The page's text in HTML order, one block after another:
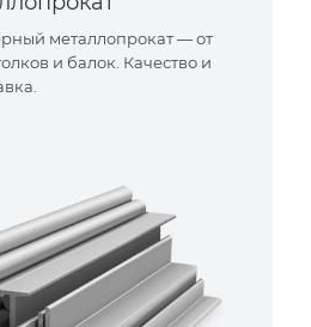
металлопрокат — от
и балок. Качество и